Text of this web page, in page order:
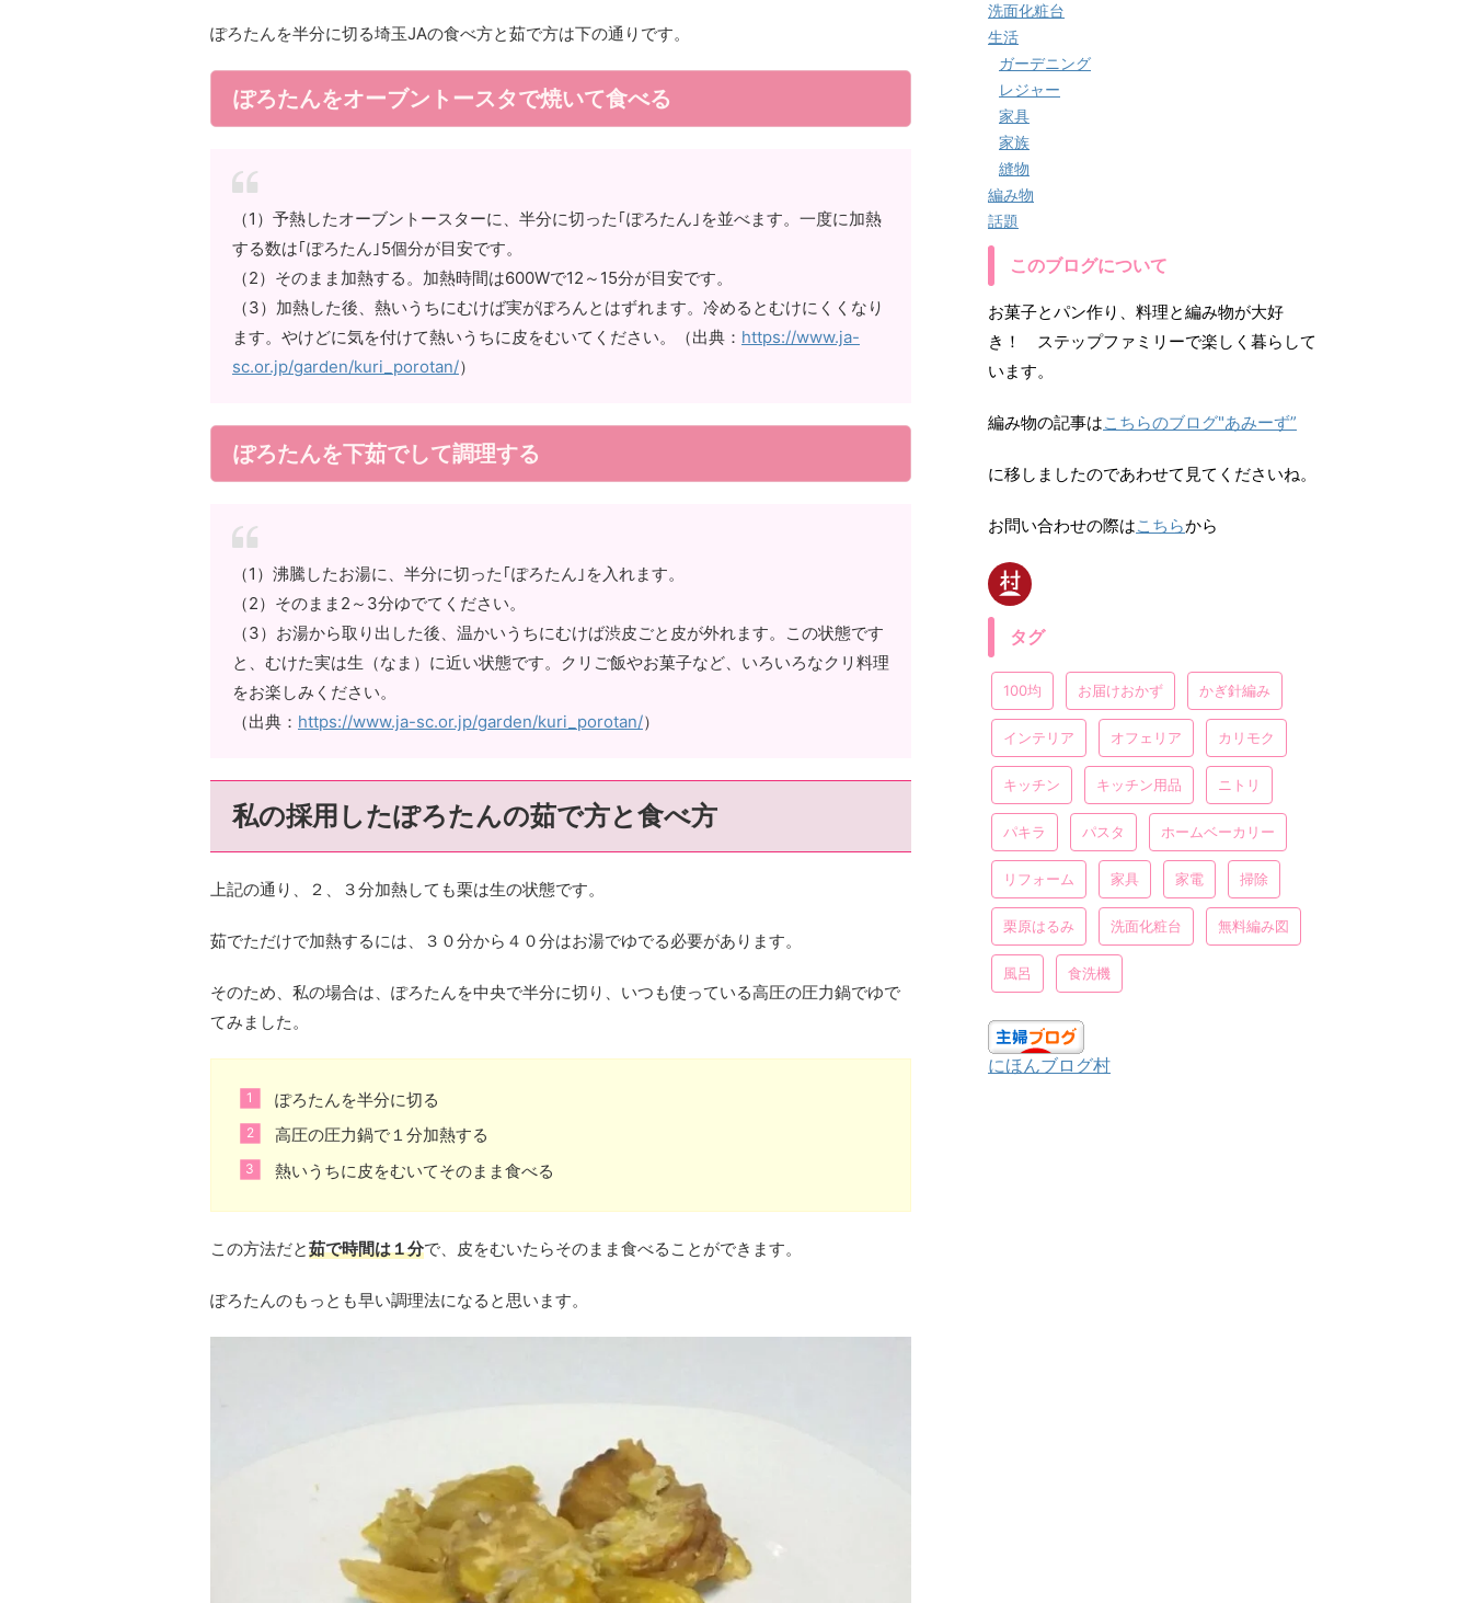
ぽろたんを半分に切る埼玉JAの食べ方と茹で方は下の通りです。
ぽろたんをオーブントースタで焼いて食べる
（1）予熱したオーブントースターに、半分に切った｢ぽろたん｣を並べます。一度に加熱
する数は｢ぽろたん｣5個分が目安です。
（2）そのまま加熱する。加熱時間は600Wで12～15分が目安です。
（3）加熱した後、熱いうちにむけば実がぽろんとはずれます。冷めるとむけにくくなり
ます。やけどに気を付けて熱いうちに皮をむいてください。（出典： https://www.ja-
sc.or.jp/garden/kuri_porotan/）
ぽろたんを下茹でして調理する
（1）沸騰したお湯に、半分に切った｢ぽろたん｣を入れます。
（2）そのまま2～3分ゆでてください。
（3）お湯から取り出した後、温かいうちにむけば渋皮ごと皮が外れます。この状態です
と、むけた実は生（なま）に近い状態です。クリご飯やお菓子など、いろいろなクリ料理
をお楽しみください。
（出典： https://www.ja-sc.or.jp/garden/kuri_porotan/）
私の採用したぽろたんの茹で方と食べ方
上記の通り、２、３分加熱しても栗は生の状態です。
茹でただけで加熱するには、３０分から４０分はお湯でゆでる必要があります。
そのため、私の場合は、ぽろたんを中央で半分に切り、いつも使っている高圧の圧力鍋でゆで
てみました。
ぽろたんを半分に切る
高圧の圧力鍋で１分加熱する
熱いうちに皮をむいてそのまま食べる
この方法だと茹で時間は１分で、皮をむいたらそのまま食べることができます。
ぽろたんのもっとも早い調理法になると思います。
洗面化粧台
生活
ガーデニング
レジャー
家具
家族
縫物
編み物
話題
このブログについて
お菓子とパン作り、料理と編み物が大好
き！ ステップファミリーで楽しく暮らして
います。
編み物の記事はこちらのブログ"あみーず”
に移しましたのであわせて見てくださいね。
お問い合わせの際はこちらから
タグ
100均 お届けおかず かぎ針編み
インテリア オフェリア カリモク
キッチン キッチン用品 ニトリ
パキラ パスタ ホームベーカリー
リフォーム 家具 家電 掃除
栗原はるみ 洗面化粧台 無料編み図
風呂 食洗機
にほんブログ村